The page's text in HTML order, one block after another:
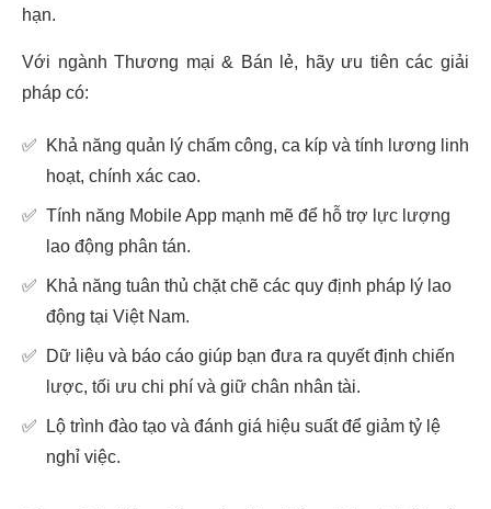
hạn.
Với ngành Thương mại & Bán lẻ, hãy ưu tiên các giải
pháp có:
✅
Khả năng quản lý chấm công, ca kíp và tính lương linh
hoạt, chính xác cao.
✅ Tính năng Mobile App mạnh mẽ để hỗ trợ lực lượng
lao động phân tán.
✅
Khả năng tuân thủ chặt chẽ các quy định pháp lý lao
động tại Việt Nam.
✅
Dữ liệu và báo cáo giúp bạn đưa ra quyết định chiến
lược, tối ưu chi phí và giữ chân nhân tài.
✅
Lộ trình đào tạo và đánh giá hiệu suất để giảm tỷ lệ
nghỉ việc.